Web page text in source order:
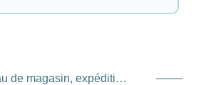
Sceau de magasin, expédition et expédition. Prestataire de services de paiement